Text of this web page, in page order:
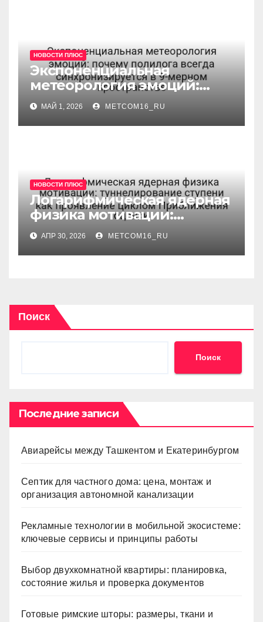
НОВОСТИ ПЛЮС
Экспоненциальная
метеорология эмоций:
почему полилога всегда
синхронизируется в 9-
мерном пространстве
МАЙ 1, 2026 METCOM16_RU
НОВОСТИ ПЛЮС
Логарифмическая ядерная
физика мотивации:
туннелирование ступени
как проявление циклом
Приближения оценки
АПР 30, 2026 METCOM16_RU
Поиск
Поиск
Последние записи
Авиарейсы между Ташкентом и Екатеринбургом
Септик для частного дома: цена, монтаж и
организация автономной канализации
Рекламные технологии в мобильной экосистеме:
ключевые сервисы и принципы работы
Выбор двухкомнатной квартиры: планировка,
состояние жилья и проверка документов
Готовые римские шторы: размеры, ткани и